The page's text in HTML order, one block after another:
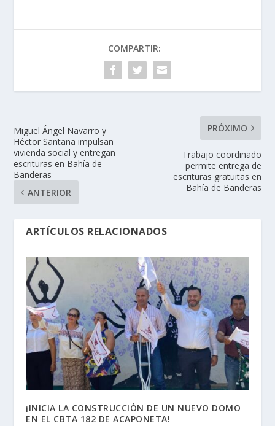
COMPARTIR:
Miguel Ángel Navarro y
Héctor Santana impulsan
vivienda social y entregan
escrituras en Bahía de
Banderas
ANTERIOR
PRÓXIMO
Trabajo coordinado
permite entrega de
escrituras gratuitas en
Bahía de Banderas
ARTÍCULOS RELACIONADOS
¡INICIA LA CONSTRUCCIÓN DE UN NUEVO DOMO
EN EL CBTA 182 DE ACAPONETA!